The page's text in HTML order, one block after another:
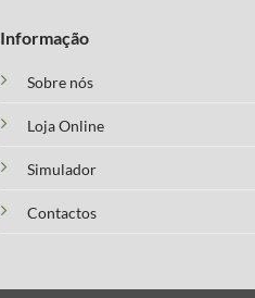
Informação
Sobre nós
Loja Online
Simulador
Contactos